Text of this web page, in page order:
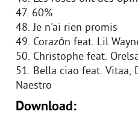
47. 60%
48. Je n'ai rien promis
49. Corazón feat. Lil
50. Christophe feat.
51. Bella ciao feat. Vitaa,
Naestro
Download: